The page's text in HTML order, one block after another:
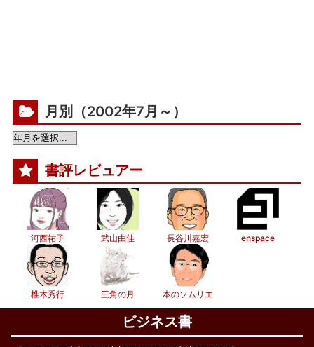
月別（2002年7月～）
書評レビュアー
河西祐子 武山由佳 長谷川嘉宏 enspace
椎木秀行 三角の月 本のソムリエ
ビジネス書